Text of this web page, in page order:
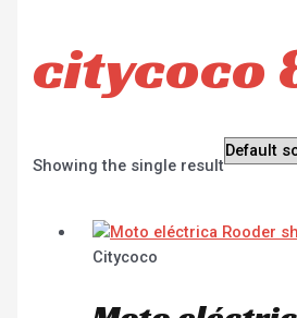
citycoco
Showing the single result
Citycoco